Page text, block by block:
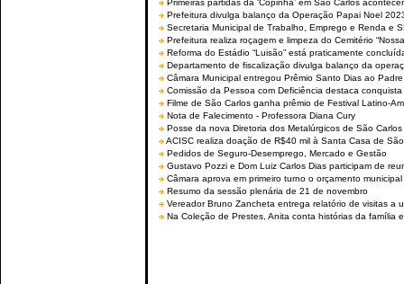
Primeiras partidas da ‘Copinha’ em São Carlos
Prefeitura divulga balanço da Operação Papai Noel
Secretaria Municipal de Trabalho, Emprego e Renda e
Prefeitura realiza roçagem e limpeza do Cemitério
Reforma do Estádio “Luisão” está praticamente
Departamento de fiscalização divulga balanço da
Câmara Municipal entregou Prêmio Santo Dias ao
Comissão da Pessoa com Deficiência destaca
Filme de São Carlos ganha prêmio de Festival Latino-
Nota de Falecimento - Professora Diana Cury
Posse da nova Diretoria dos Metalúrgicos de São
ACISC realiza doação de R$40 mil à Santa Casa de
Pedidos de Seguro-Desemprego, Mercado e Gestão
Gustavo Pozzi e Dom Luiz Carlos Dias participam de
Câmara aprova em primeiro turno o orçamento
Resumo da sessão plenária de 21 de novembro
Vereador Bruno Zancheta entrega relatório de visitas a
Na Coleção de Prestes, Anita conta histórias da família